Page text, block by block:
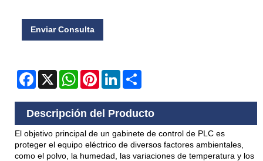
Enviar Consulta
Facebook
X WhatsAppPinterestLinkedIn
Descripción del Producto
El objetivo principal de un gabinete de control de PLC es
proteger el equipo eléctrico de diversos factores ambientales,
como el polvo, la humedad, las variaciones de temperatura y los